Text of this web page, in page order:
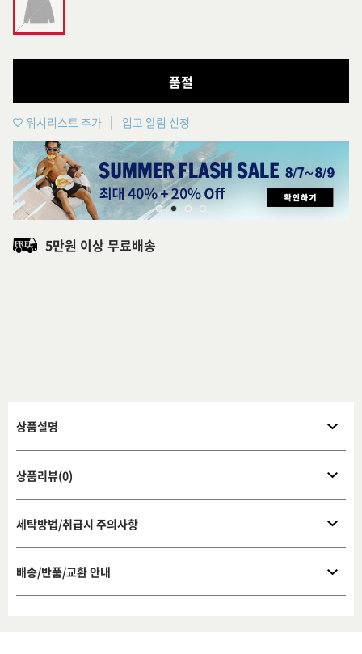
품절
위시리스트 추가 입고 알림 신청
5만원 이상 무료배송
상품설명
상품리뷰(0)
세탁방법/취급시 주의사항
배송/반품/교환 안내